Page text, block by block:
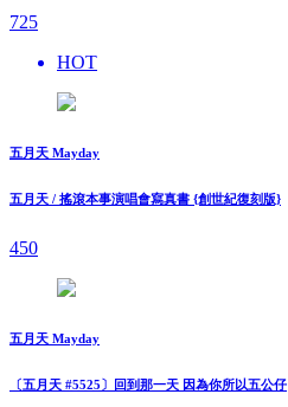
725
HOT
五月天 Mayday
五月天 / 搖滾本事演唱會寫真書 {創世紀復刻版}
450
五月天 Mayday
〔五月天 #5525〕回到那一天 因為你所以五公仔